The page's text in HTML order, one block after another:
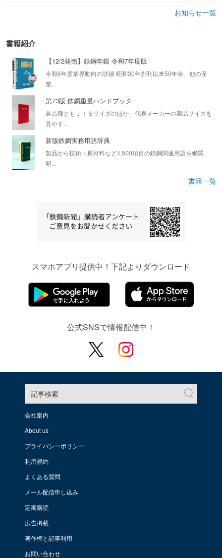
お知らせ一覧
書籍紹介
【12/2発売】鉄鋼年鑑 令和7年度版
令和6年度業界動向の詳細 昭和30年創刊以来50年余、他の産
業...
第73版 鉄鋼重量ハンドブック
各品種ともＪＩＳサイズのほか、代表メーカーの製品サイズを
見やす...
新版鉄鋼実務用語辞典
製品から技術・原材料など4,500項目の鉄鋼関連用語を網羅、
昭...
書籍一覧
スマホアプリ提供中！下記よりダウンロード
公式SNSで情報配信中！
記事検索
会社案内
About us
プライバシーポリシー
利用規約
よくある質問
メール配信申し込み
定期購読
広告掲載
著作権と記事利用
お問い合わせ